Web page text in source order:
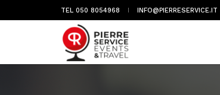
TEL 050 8054968 INFO@PIERRESERVICE.IT